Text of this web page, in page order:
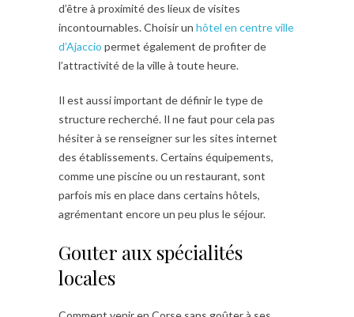
d’être à proximité des lieux de visites
incontournables. Choisir un hôtel en centre ville
d’Ajaccio permet également de profiter de
l’attractivité de la ville à toute heure.
Il est aussi important de définir le type de
structure recherché. Il ne faut pour cela pas
hésiter à se renseigner sur les sites internet
des établissements. Certains équipements,
comme une piscine ou un restaurant, sont
parfois mis en place dans certains hôtels,
agrémentant encore un peu plus le séjour.
Gouter aux spécialités
locales